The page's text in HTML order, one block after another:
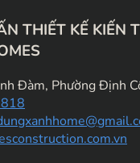
THIẾT KẾ KIẾN
Đàm, Phường Định